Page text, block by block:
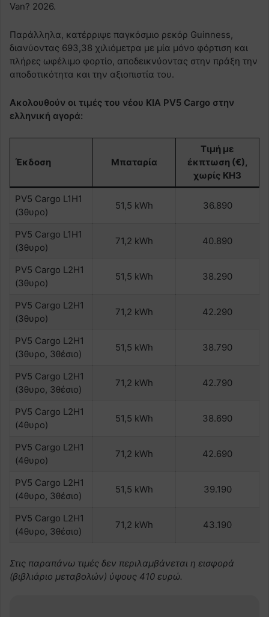
Van? 2026.
Παράλληλα, κατέρριψε παγκόσμιο ρεκόρ Guinness,
διανύοντας 693,38 χιλιόμετρα με μία μόνο φόρτιση και
πλήρες ωφέλιμο φορτίο, αποδεικνύοντας στην πράξη την
αποδοτικότητα και την αξιοπιστία του.
Ακολουθούν οι τιμές του νέου KIA PV5 Cargo στην
ελληνική αγορά:
Έκδοση Μπαταρία
Τιμή με
έκπτωση (€),
χωρίς ΚΗ3
PV5 Cargo L1H1
(3θυρο)
51,5 kWh 36.890
PV5 Cargo L1H1
(3θυρο)
71,2 kWh 40.890
PV5 Cargo L2H1
(3θυρο)
51,5 kWh 38.290
PV5 Cargo L2H1
(3θυρο)
71,2 kWh 42.290
PV5 Cargo L2H1
(3θυρο, 3θέσιο)
51,5 kWh 38.790
PV5 Cargo L2H1
(3θυρο, 3θέσιο)
71,2 kWh 42.790
PV5 Cargo L2H1
(4θυρο)
51,5 kWh 38.690
PV5 Cargo L2H1
(4θυρο)
71,2 kWh 42.690
PV5 Cargo L2H1
(4θυρο, 3θέσιο)
51,5 kWh 39.190
PV5 Cargo L2H1
(4θυρο, 3θέσιο)
71,2 kWh 43.190
Στις παραπάνω τιμές δεν περιλαμβάνεται η εισφορά
(βιβλιάριο μεταβολών) ύψους 410 ευρώ.